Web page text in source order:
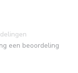
een beoordeling